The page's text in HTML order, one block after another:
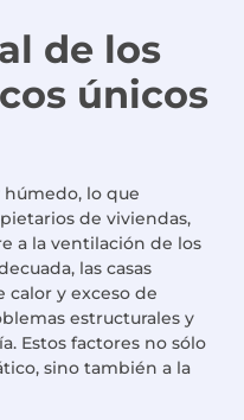
de los
únicos
húmedo, lo que
de viviendas,
a la ventilación de los
las casas
calor y exceso de
estructurales y
Estos factores no sólo
sino también a la